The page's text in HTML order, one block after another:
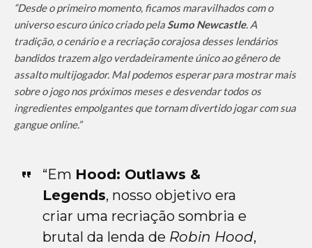
“Desde o primeiro momento, ficamos maravilhados com o
universo escuro único criado pelaSumo Newcastle. A
tradição, o cenário e a recriação corajosa desses lendários
bandidos trazem algo verdadeiramente único ao gênero de
assalto multijogador. Mal podemos esperar para mostrar mais
sobre o jogo nos próximos meses e desvendar todos os
ingredientes empolgantes que tornam divertido jogar com sua
gangue online.”
“Em Hood: Outlaws &
Legends, nosso objetivo era
criar uma recriação sombria e
brutal da lenda de Robin Hood,